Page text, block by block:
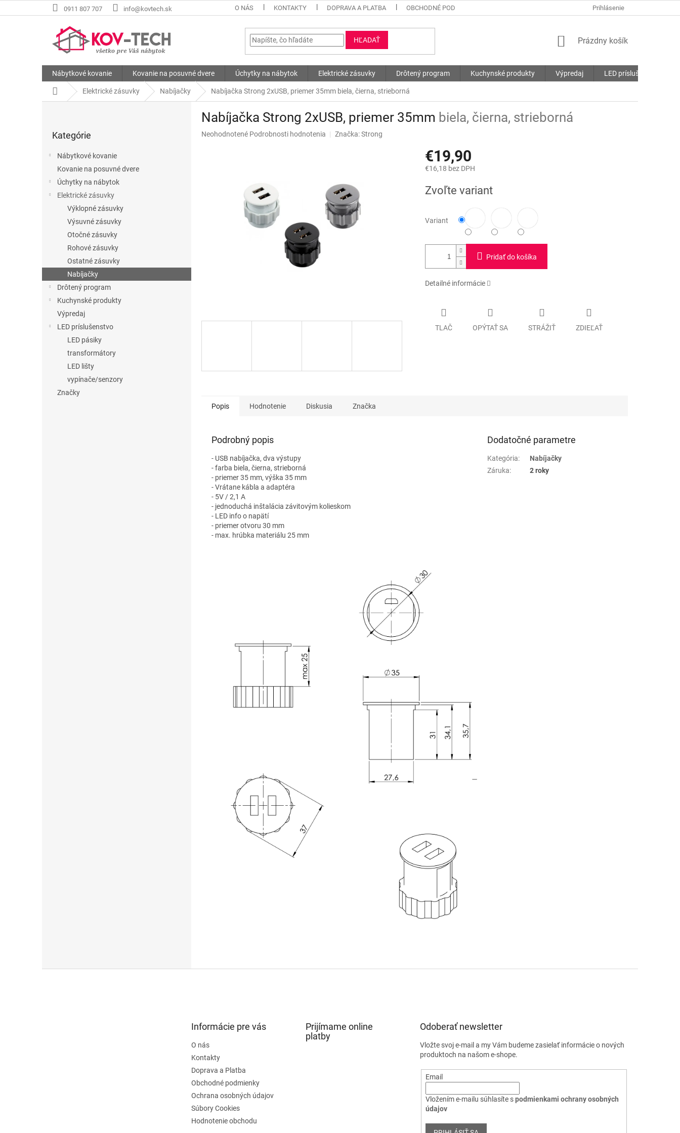
na
0911 807 707 info@kovtech.sk O NÁS KONTAKTY DOPRAVA A PLATBA OBCHODNÉ PODMIENKY SÚBORY COOKIES
Prihlásenie
HĽADAŤ
NÁKUPNÝ
Prázdny košík
Nábytkové kovanie Kovanie na posuvné dvere Úchytky na nábytok Elektrické zásuvky Drôtený program Kuchynské produkty Výpredaj LED príslušenstvo
DomovElektrické zásuvky Nabíjačky Nabíjačka Strong 2xUSB, priemer 35mm biela, čierna, strieborná
kategórie
Kategórie
Nábytkové kovanie
Kovanie na posuvné dvere
Úchytky na nábytok
Elektrické zásuvky
Výklopné zásuvky
Výsuvné zásuvky
Otočné zásuvky
Rohové zásuvky
Ostatné zásuvky
Nabíjačky
Drôtený program
Kuchynské produkty
Výpredaj
LED príslušenstvo
LED pásiky
transformátory
LED lišty
vypínače/senzory
Značky
Nabíjačka Strong 2xUSB, priemer 35mm biela, čierna, strieborná
Priemerné
Neohodnotené Podrobnosti hodnotenia Značka:Strong
€19,90
€16,18 bez DPH
cena:
Zvoľte variant
Variant
Pridať do košíka
Detailné informácie
TLAČ OPÝTAŤ SA STRÁŽIŤ ZDIEĽAŤ
Popis Hodnotenie Diskusia Značka
Podrobný popis
- USB nabíjačka, dva výstupy
- farba biela, čierna, strieborná
- priemer 35 mm, výška 35 mm
- Vrátane kábla a adaptéra
- 5V / 2,1 A
- jednoduchá inštalácia závitovým kolieskom
- LED info o napätí
- priemer otvoru 30 mm
- max. hrúbka materiálu 25 mm
Dodatočné parametre
Kategória:
Nabíjačky
Záruka: 2 roky
Informácie pre vás
O nás
Kontakty
Doprava a Platba
Obchodné podmienky
Ochrana osobných údajov
Súbory Cookies
Hodnotenie obchodu
Prijímame online
platby
Odoberať newsletter
Vložte svoj e-mail a my Vám budeme zasielať informácie o nových
produktoch na našom e-shope.
Email
Vložením e-mailu súhlasíte spodmienkami ochrany osobných
údajov